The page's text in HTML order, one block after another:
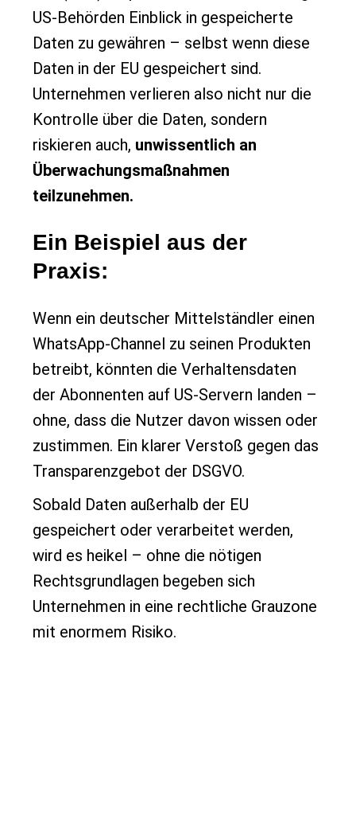
US-Behörden Einblick in gespeicherte
Daten zu gewähren – selbst wenn diese
Daten in der EU gespeichert sind.
Unternehmen verlieren also nicht nur die
Kontrolle über die Daten, sondern
riskieren auch, unwissentlich an
Überwachungsmaßnahmen
teilzunehmen.
Ein Beispiel aus der
Praxis:
Wenn ein deutscher Mittelständler einen
WhatsApp-Channel zu seinen Produkten
betreibt, könnten die Verhaltensdaten
der Abonnenten auf US-Servern landen –
ohne, dass die Nutzer davon wissen oder
zustimmen. Ein klarer Verstoß gegen das
Transparenzgebot der DSGVO.
Sobald Daten außerhalb der EU
gespeichert oder verarbeitet werden,
wird es heikel – ohne die nötigen
Rechtsgrundlagen begeben sich
Unternehmen in eine rechtliche Grauzone
mit enormem Risiko.